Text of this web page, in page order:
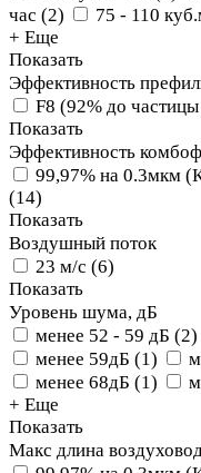
час (2) 75 - 110
+ Еще
Показать
Эффективность
F8 (92% до
Показать
Эффективность
99,97% на 0.3мкм
(14)
Показать
Воздушный поток
23 м/с (6)
Показать
Уровень шума, дБ
менее 52 - 59 дБ (2)
менее 59дБ (1)
менее 68дБ (1)
+ Еще
Показать
Макс длина